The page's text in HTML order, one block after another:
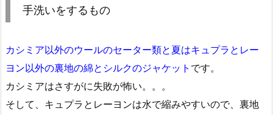
手洗いをするもの
カシミア以外のウールのセーター類と夏はキュプラとレー
ヨン以外の裏地の綿とシルクのジャケット です。
カシミアはさすがに失敗が怖い。。。
そして、キュプラとレーヨンは水で縮みやすいので、裏地